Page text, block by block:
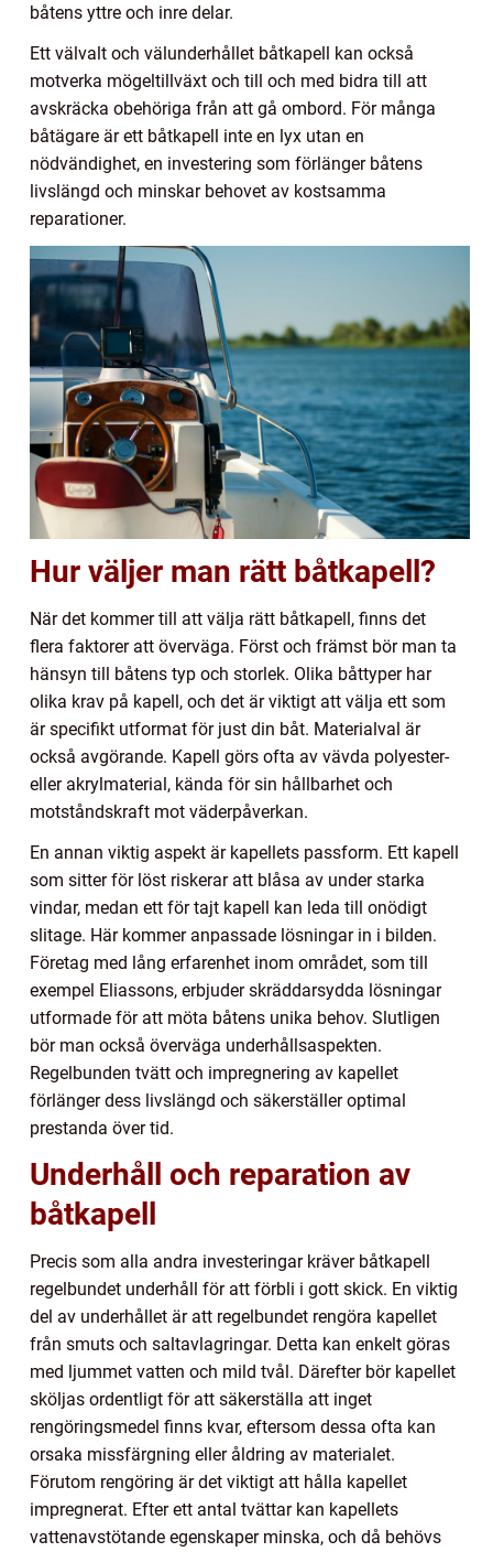
båtens yttre och inre delar.
Ett välvalt och välunderhållet båtkapell kan också
motverka mögeltillväxt och till och med bidra till att
avskräcka obehöriga från att gå ombord. För många
båtägare är ett båtkapell inte en lyx utan en
nödvändighet, en investering som förlänger båtens
livslängd och minskar behovet av kostsamma
reparationer.
Hur väljer man rätt båtkapell?
När det kommer till att välja rätt båtkapell, finns det
flera faktorer att överväga. Först och främst bör man ta
hänsyn till båtens typ och storlek. Olika båttyper har
olika krav på kapell, och det är viktigt att välja ett som
är specifikt utformat för just din båt. Materialval är
också avgörande. Kapell görs ofta av vävda polyester-
eller akrylmaterial, kända för sin hållbarhet och
motståndskraft mot väderpåverkan.
En annan viktig aspekt är kapellets passform. Ett kapell
som sitter för löst riskerar att blåsa av under starka
vindar, medan ett för tajt kapell kan leda till onödigt
slitage. Här kommer anpassade lösningar in i bilden.
Företag med lång erfarenhet inom området, som till
exempel Eliassons, erbjuder skräddarsydda lösningar
utformade för att möta båtens unika behov. Slutligen
bör man också överväga underhållsaspekten.
Regelbunden tvätt och impregnering av kapellet
förlänger dess livslängd och säkerställer optimal
prestanda över tid.
Underhåll och reparation av
båtkapell
Precis som alla andra investeringar kräver båtkapell
regelbundet underhåll för att förbli i gott skick. En viktig
del av underhållet är att regelbundet rengöra kapellet
från smuts och saltavlagringar. Detta kan enkelt göras
med ljummet vatten och mild tvål. Därefter bör kapellet
sköljas ordentligt för att säkerställa att inget
rengöringsmedel finns kvar, eftersom dessa ofta kan
orsaka missfärgning eller åldring av materialet.
Förutom rengöring är det viktigt att hålla kapellet
impregnerat. Efter ett antal tvättar kan kapellets
vattenavstötande egenskaper minska, och då behövs